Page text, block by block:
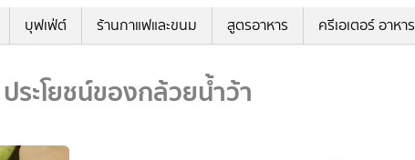
บุฟเฟ่ต์ ร้านกาแฟและขนม สูตรอาหาร ครีเอเตอร์ อาหาร
ประโยชน์ของกล้วยน้ำว้า